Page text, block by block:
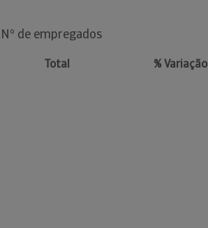
de empregados
Total % Variação